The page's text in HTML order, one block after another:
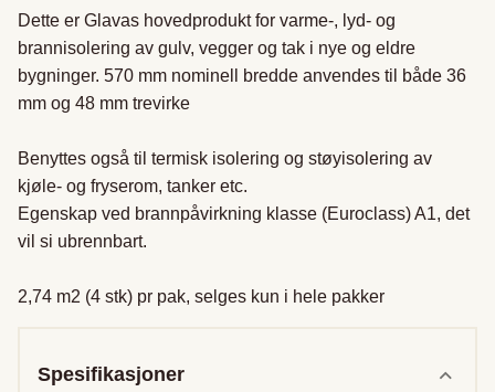
Dette er Glavas hovedprodukt for varme-, lyd- og
brannisolering av gulv, vegger og tak i nye og eldre
bygninger. 570 mm nominell bredde anvendes til både 36
mm og 48 mm trevirke
Benyttes også til termisk isolering og støyisolering av
kjøle- og fryserom, tanker etc.
Egenskap ved brannpåvirkning klasse (Euroclass) A1, det
vil si ubrennbart.
2,74 m2 (4 stk) pr pak, selges kun i hele pakker
Spesifikasjoner